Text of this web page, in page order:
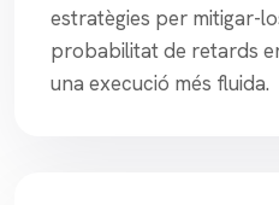
estratègies per mitigar-
probabilitat de retards
una execució més fluida.